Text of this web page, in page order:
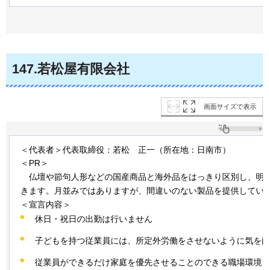
147.若松屋有限会社
画面サイズで表示
＜代表者＞代表取締役：若松 正一 （所在地：日南市）
＜PR＞
仏壇や節句人形などの国産商品と海外品をはっきり区別し、明
きます。月並みではありますが、間違いのない製品を提供してい
＜宣言内容＞
休日・祝日の出勤は行いません
子どもを持つ従業員には、所定外労働をさせないように気を
従業員ができるだけ家庭を優先させることのできる職場環境